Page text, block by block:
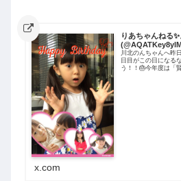
りあちゃんねる
川北のんちゃんへ昨
日目がこの日になる
う！！🎂今年度は「
x.com